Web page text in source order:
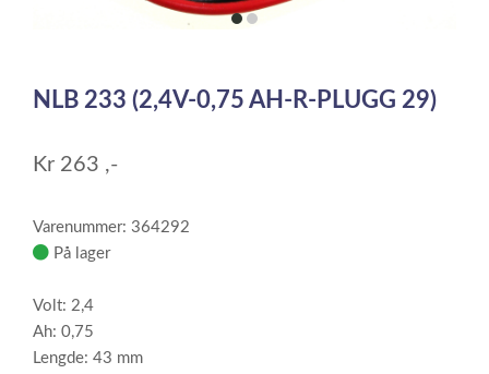
itemitem
of
NLB 233 (2,4V-0,75 AH-R-PLUGG 29)
Kr 263 ,-
Varenummer: 364292
På lager
Volt: 2,4
Ah: 0,75
Lengde: 43 mm